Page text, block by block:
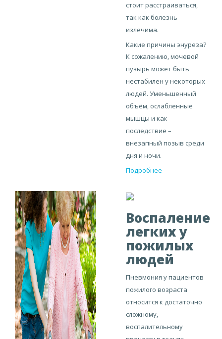
стоит расстраиваться,
так как болезнь
излечима.
Какие причины энуреза?
К сожалению, мочевой
пузырь может быть
нестабилен у некоторых
людей. Уменьшенный
объём, ослабленные
мышцы и как
последствие –
внезапный позыв среди
дня и ночи.
Подробнее
Воспаление
легких у
пожилых
людей
Пневмония у пациентов
пожилого возраста
относится к достаточно
сложному,
воспалительному